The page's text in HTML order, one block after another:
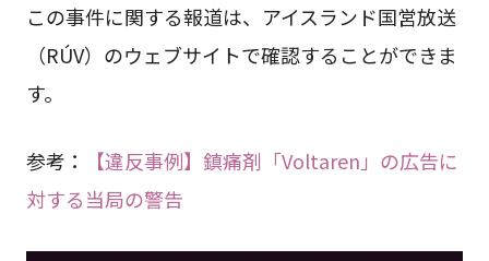
この事件に関する報道は、アイスランド国営放送
（RÚV）のウェブサイトで確認することができま
す。
参考：
【違反事例】鎮痛剤「Voltaren」の広告に
対する当局の警告